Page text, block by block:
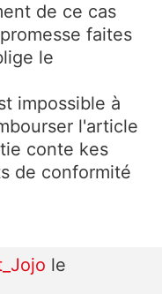
de ce cas
faites
le
impossible à
l'article
conte kes
de conformité
le